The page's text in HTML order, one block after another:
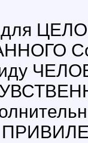
для
в